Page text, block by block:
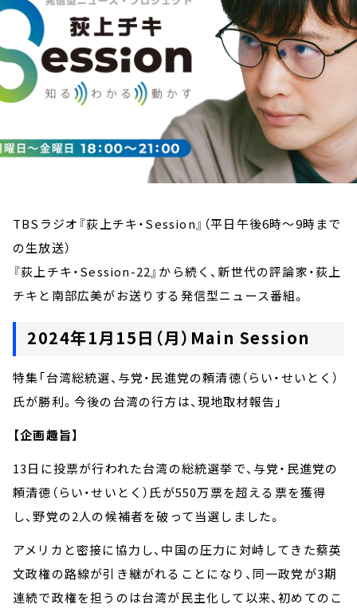
TBSラジオ『荻上チキ・Session』（平日午後6時～9時まで
の生放送）
『荻上チキ・Session-22』から続く、新世代の評論家・荻上
チキと南部広美がお送りする発信型ニュース番組。
2024年1月15日（月）Main Session
特集「台湾総統選、与党・民進党の頼清徳（らい・せいとく）
氏が勝利。今後の台湾の行方は、現地取材報告」
【企画趣旨】
13日に投票が行われた台湾の総統選挙で、与党・民進党の
頼清徳（らい・せいとく）氏が550万票を超える票を獲得
し、野党の2人の候補者を破って当選しました。
アメリカと密接に協力し、中国の圧力に対峙してきた蔡英
文政権の路線が引き継がれることになり、同一政党が3期
連続で政権を担うのは台湾が民主化して以来、初めてのこ